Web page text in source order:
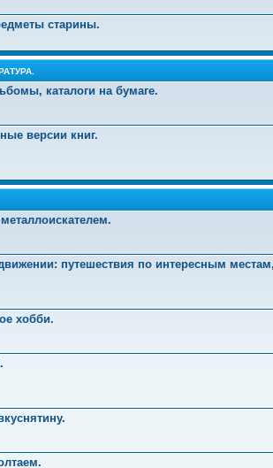
старины.
каталоги на бумаге.
версии книг.
путешествия по интересным
хобби.